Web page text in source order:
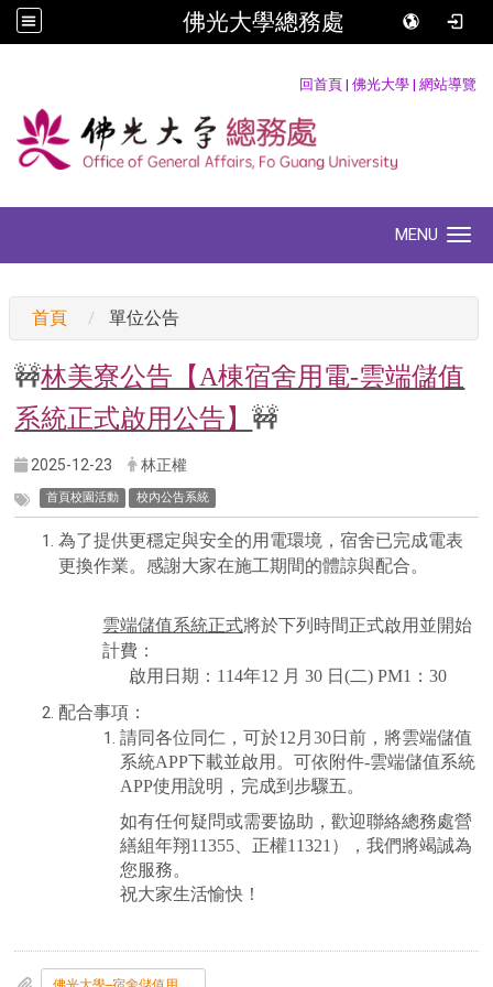
佛光大學總務處
回首頁 | 佛光大學 | 網站導覽
MENU
首頁 單位公告
🚧林美寮公告【A棟宿舍用電-雲端儲值
系統正式啟用公告】🚧
2025-12-23 林正權
首頁校園活動 校內公告系統
為了提供更穩定與安全的用電環境，宿舍已完成電表
更換作業。感謝大家在施工期間的體諒與配合。
雲端儲值系統正式將於下列時間正式啟用並開始
計費：
啟用日期：114年12 月 30 日(二) PM1：30
配合事項：
請同各位同仁，可於12月30日前，將雲端儲值
系統APP下載並啟用。可依附件-雲端儲值系統
APP使用說明，完成到步驟五。
如有任何疑問或需要協助，歡迎聯絡總務處營
繕組年翔11355、正權11321），我們將竭誠為
您服務。
祝大家生活愉快！